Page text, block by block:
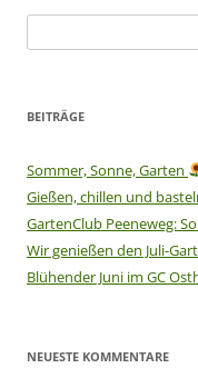
nach:
BEITRÄGE
Sommer, Sonne, Garten
Gießen, chillen und
GartenClub Peeneweg:
Wir genießen den Juli-
Blühender Juni im GC
NEUESTE KOMMENTARE